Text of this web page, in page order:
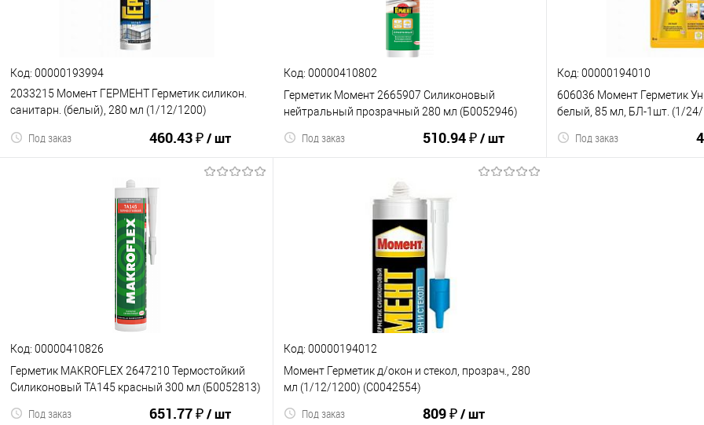
Код: 00000193994
2033215 Момент ГЕРМЕНТ Герметик силикон.
санитарн. (белый), 280 мл (1/12/1200)
460.43 ₽/ шт
Под заказ
В корзину
Код: 00000410802
Герметик Момент 2665907 Силиконовый
нейтральный прозрачный 280 мл (Б0052946)
510.94 ₽/ шт
Под заказ
В корзину
В избранное
Код: 00000194010
606036 Момент Герметик
белый, 85 мл, БЛ-1шт. (1/
Под заказ
Код: 00000410826
Герметик MAKROFLEX 2647210 Термостойкий
Силиконовый ТА145 красный 300 мл (Б0052813)
651.77 ₽/ шт
Под заказ
Код: 00000194012
Момент Герметик д/окон и стекол, прозрач., 280
мл (1/12/1200) (C0042554)
809 ₽/ шт
Под заказ